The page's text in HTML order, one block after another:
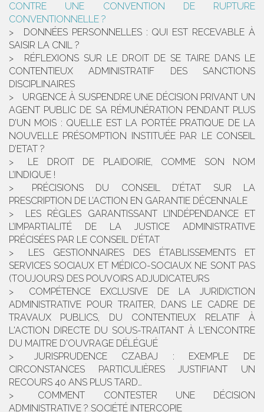
CONTRE UNE CONVENTION DE RUPTURE
CONVENTIONNELLE ?
DONNÉES PERSONNELLES : QUI EST RECEVABLE À
SAISIR LA CNIL ?
RÉFLEXIONS SUR LE DROIT DE SE TAIRE DANS LE
CONTENTIEUX ADMINISTRATIF DES SANCTIONS
DISCIPLINAIRES
URGENCE À SUSPENDRE UNE DÉCISION PRIVANT UN
AGENT PUBLIC DE SA RÉMUNÉRATION PENDANT PLUS
D’UN MOIS : QUELLE EST LA PORTÉE PRATIQUE DE LA
NOUVELLE PRÉSOMPTION INSTITUÉE PAR LE CONSEIL
D’ETAT ?
LE DROIT DE PLAIDOIRIE, COMME SON NOM
L’INDIQUE !
PRÉCISIONS DU CONSEIL D’ÉTAT SUR LA
PRESCRIPTION DE L’ACTION EN GARANTIE DÉCENNALE
LES RÈGLES GARANTISSANT L’INDÉPENDANCE ET
L’IMPARTIALITÉ DE LA JUSTICE ADMINISTRATIVE
PRÉCISÉES PAR LE CONSEIL D’ÉTAT
LES GESTIONNAIRES DES ÉTABLISSEMENTS ET
SERVICES SOCIAUX ET MÉDICO-SOCIAUX NE SONT PAS
(TOUJOURS) DES POUVOIRS ADJUDICATEURS
COMPÉTENCE EXCLUSIVE DE LA JURIDICTION
ADMINISTRATIVE POUR TRAITER, DANS LE CADRE DE
TRAVAUX PUBLICS, DU CONTENTIEUX RELATIF À
L'ACTION DIRECTE DU SOUS-TRAITANT À L'ENCONTRE
DU MAITRE D'OUVRAGE DÉLÉGUÉ
JURISPRUDENCE CZABAJ : EXEMPLE DE
CIRCONSTANCES PARTICULIÈRES JUSTIFIANT UN
RECOURS 40 ANS PLUS TARD…
COMMENT CONTESTER UNE DÉCISION
ADMINISTRATIVE ? SOCIÉTÉ INTERCOPIE